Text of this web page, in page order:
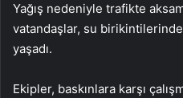
Yağış nedeniyle trafikte
vatandaşlar, su
yaşadı.
Ekipler, baskınlara karşı